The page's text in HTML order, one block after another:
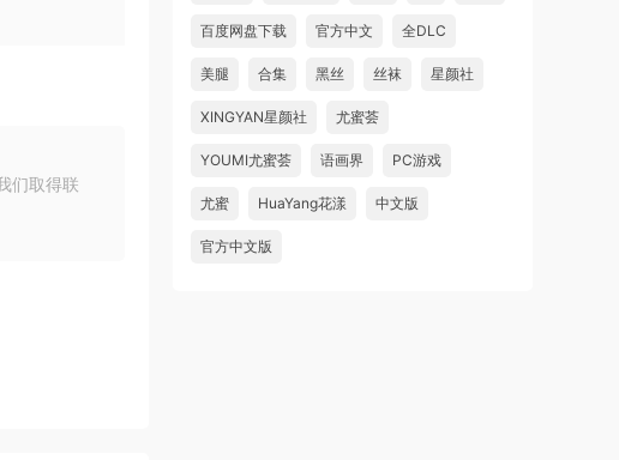
们取得联
百度网盘下载 官方中文 全DLC
美腿 合集 黑丝 丝袜 星颜社
XINGYAN星颜社 尤蜜荟
YOUMI尤蜜荟 语画界 PC游戏
尤蜜 HuaYang花漾 中文版
官方中文版